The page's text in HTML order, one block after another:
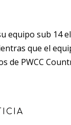
equipo sub 14
que el
PWCC